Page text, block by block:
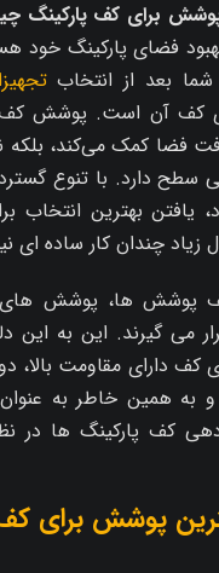
برای کف پارکینگ
فضای پارکینگ خود
بعد از انتخاب
کف آن است. پوشش کف
فضا کمک می‌کند،
سطح دارد. با تنوع
بهترین انتخاب
زیاد چندان کار ساده ای
پوشش‌ ها، پوشش‌
می گیرند. این به این
دارای مقاومت بالا،
به همین خاطر به
کف پارکینگ ها در
پوشش برای